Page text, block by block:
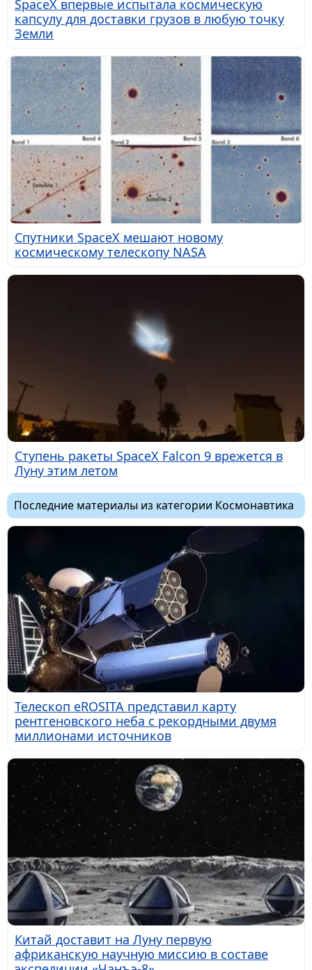
SpaceX впервые испытала космическую
капсулу для доставки грузов в любую точку
Земли
Спутники SpaceX мешают новому
космическому телескопу NASA
Ступень ракеты SpaceX Falcon 9 врежется в
Луну этим летом
Последние материалы из категории Космонавтика
Телескоп eROSITA представил карту
рентгеновского неба с рекордными двумя
миллионами источников
Китай доставит на Луну первую
африканскую научную миссию в составе